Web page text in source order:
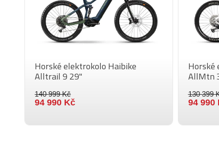
Horské elektrokolo Haibike
Alltrail 9 29"
140 999 Kč
94 990 Kč
Horské
AllMtn
130 399
94 990